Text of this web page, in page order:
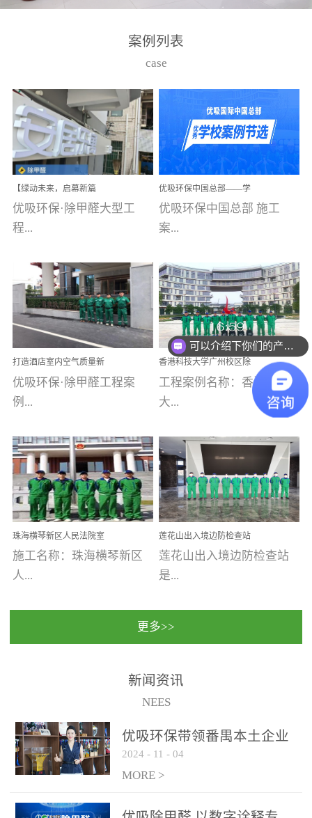
高技能的团队。汇聚了众
取得了多项产品技术专利
和多项国家版权局著作
权，获得高新技术企业称
号。生产优势自主生产自
给自足，优吸公司于2015
在广州番禺区成功建立产
品线生产基地，工厂拥有
自动化生产设备和成熟的
选择源头源材料、严控产
品质量，我们每一批的生
产产品都经过严格的质检
程序；生产车间为优吸总
部和全国分支机构生产光
触媒、净醛王、祛味剂等
优吸系列产品，保质保量
完成生产任务，确保全国
求。资质优势团队优势分
支优势优吸环保是一棵正
茁壮成长的树，只要我们
人人都爱护她、珍惜她、
她将越来越枝繁叶茂，终
将会成为一棵参天大树！
优吸环保截止2020年拥有
全国600家网点分支机构。
案例列表
case
【绿动未来，启幕新篇
章】优吸环保中标深圳安
居乐寓，超大型工装室内
空气治理项目顺利启航，
优吸环保·除甲醛大型工
程...
案例【深圳安居乐寓】室
内空气治理项目深圳安居
乐寓 深圳市安居乐寓
为深圳安居集团旗下城...
优吸环保中国总部——学
校施工案例(节选)
优吸环保中国总部 施工
案...
例(学校工装节选)广州南沙
小学(珠江湾校区)项目地
址：广州市南沙区海滨路
南沙珠江湾江门市蓬江区
禾...
打造酒店室内空气质量新
标杆——优吸环保·标杆之
作：东莞美豪雅致酒店室
内空气治理工程纪实
优吸环保·除甲醛工程案
例...
【东莞美豪雅致酒店】室
内空气治理项目东莞美豪
雅致酒店 东莞美豪雅
致酒店是为中高端人士...
香港科技大学广州校区除
甲醛项目圆满完成
工程案例名称：香港科技
大...
学广州校区室内空气治
理 工程案例地址：广
州南沙区·香港科技大学(广
州)校区 工程案...
珠海横琴新区人民法院室
内除甲醛空气治理项目
施工名称：珠海横琴新区
人...
民法院室内除甲醛空气治
保施工日期：2020年1月珠
莲花山出入境边防检查站
室内除甲醛空气治理项目
莲花山出入境边防检查站
是...
国家通过设在对外开放口
（及各出入境边防检查
更多>>
新闻资讯
NEES
优吸环保带领番禺本​土企业
勇敢破局向“新”
2024 - 11 - 04
MORE >
可以介绍下你们的产品么
你们是怎么收费的呢